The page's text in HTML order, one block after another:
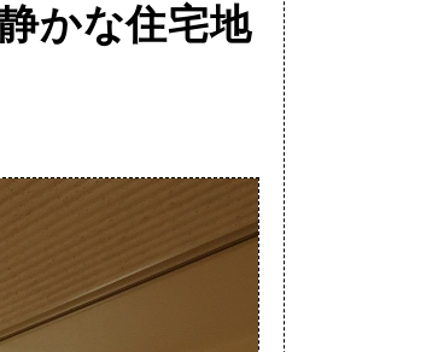
かな住宅地